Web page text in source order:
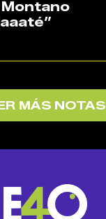
Montano
MÁS NOTAS